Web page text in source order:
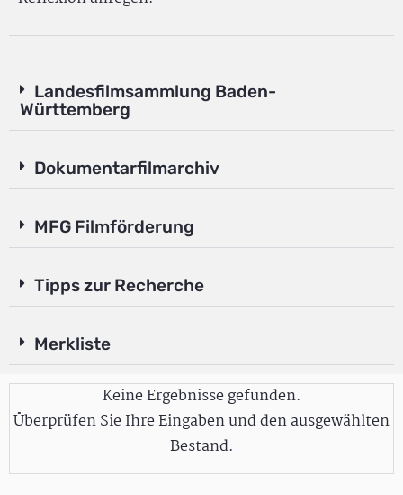
Landesfilmsammlung Baden-
Württemberg
Dokumentarfilmarchiv
MFG Filmförderung
Tipps zur Recherche
Merkliste
Keine Ergebnisse gefunden.
Überprüfen Sie Ihre Eingaben und den ausgewählten
Bestand.